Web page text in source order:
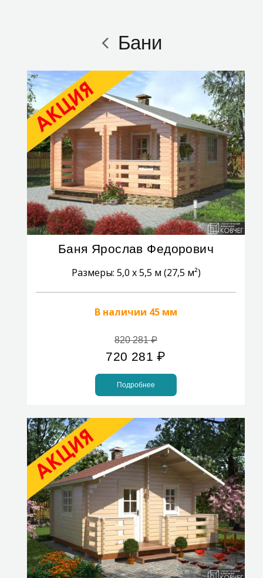
Бани
Баня Ярослав Федорович
Размеры: 5,0 x 5,5 м (27,5 м²)
В наличии 45 мм
820 281₽
720 281 ₽
Подробнее